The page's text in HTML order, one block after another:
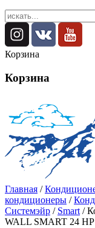
Корзина
Корзина
Главная /
кондиционеры /
Системэйр / Smart/
WALL SMART 24 HP